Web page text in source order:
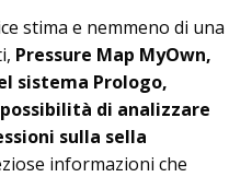
stima e nemmeno di una
Pressure Map MyOwn,
sistema Prologo,
di analizzare
sulla sella
informazioni che